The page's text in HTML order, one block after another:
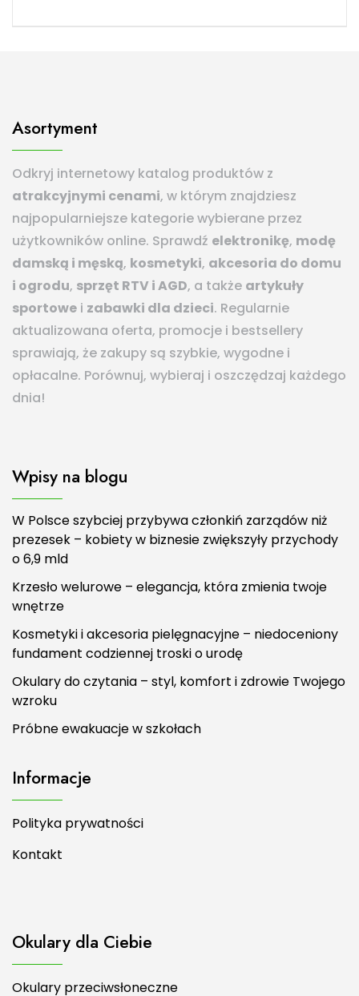
Asortyment
Odkryj internetowy katalog produktów z
atrakcyjnymi cenami, w którym znajdziesz
najpopularniejsze kategorie wybierane przez
użytkowników online. Sprawdź elektronikę, modę
damską i męską, kosmetyki, akcesoria do domu
i ogrodu, sprzęt RTV i AGD, a także artykuły
sportowe i zabawki dla dzieci. Regularnie
aktualizowana oferta, promocje i bestsellery
sprawiają, że zakupy są szybkie, wygodne i
opłacalne. Porównuj, wybieraj i oszczędzaj każdego
dnia!
Wpisy na blogu
W Polsce szybciej przybywa członkiń zarządów niż
prezesek – kobiety w biznesie zwiększyły przychody
o 6,9 mld
Krzesło welurowe – elegancja, która zmienia twoje
wnętrze
Kosmetyki i akcesoria pielęgnacyjne – niedoceniony
fundament codziennej troski o urodę
Okulary do czytania – styl, komfort i zdrowie Twojego
wzroku
Próbne ewakuacje w szkołach
Informacje
Polityka prywatności
Kontakt
Okulary dla Ciebie
Okulary przeciwsłoneczne